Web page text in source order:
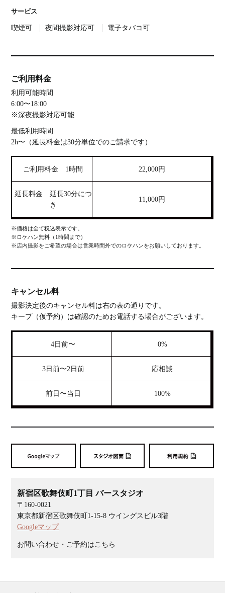
サービス
喫煙可 夜間撮影対応可 電子タバコ可
ご利用料金
利用可能時間
6:00〜18:00
※深夜撮影対応可能
最低利用時間
2h〜（延長料金は30分単位でのご請求です）
ご利用料金 1時間 22,000円
延長料金 延長30分につ
き
11,000円
※価格は全て税込表示です。
※ロケハン無料（1時間まで）
※店内撮影をご希望の場合は営業時間外でのロケハンをお願いしております。
キャンセル料
撮影決定後のキャンセル料は右の表の通りです。
キープ（仮予約）は確認のためお電話する場合がございます。
4日前〜 0%
3日前〜2日前 応相談
前日〜当日 100%
新宿区歌舞伎町1丁目 バースタジオ
〒160-0021
東京都新宿区歌舞伎町1-15-8 ウイングスビル3階
Googleマップ
お問い合わせ・ご予約はこちら